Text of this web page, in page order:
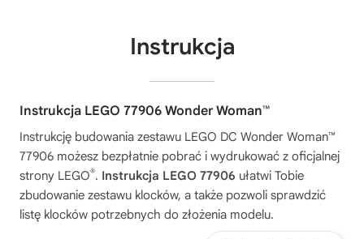
Instrukcja
Instrukcja LEGO 77906 Wonder Woman™
Instrukcję budowania zestawu LEGO DC Wonder Woman™
77906 możesz bezpłatnie pobrać i wydrukować z oficjalnej
strony LEGO®. Instrukcja LEGO 77906 ułatwi Tobie
zbudowanie zestawu klocków, a także pozwoli sprawdzić
listę klocków potrzebnych do złożenia modelu.